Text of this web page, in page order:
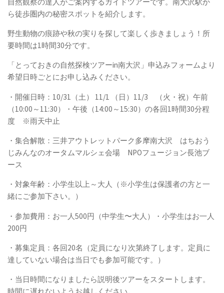
ら徒歩圏内の秘密スポットを紹介します。
野生動物の痕跡や秋の実りを探して楽しく歩きましょう！所
要時間は1時間30分です。
「とっておきの自然探検ツアーin南大沢」申込みフォームより
希望日時ごとにお申し込みください。
・開催日時：10/31（土） 11/1 （日）11/3 （火・祝）午前
（10:00～11:30）・午後（14:00～15:30）の各回1時間30分程
度 ※雨天中止
・集合解散：三井アウトレットパーク多摩南大沢 はちおう
じみんなのオータムマルシェ会場 NPOフュージョン長池ブ
ース
・対象年齢：小学生以上～大人（※小学生は保護者の方と一
緒にご参加下さい。）
・参加費用：お一人500円（中学生〜大人）・小学生はお一人
200円
・募集定員：各回20名（定員になり次第終了します。定員に
達していない場合は当日でも参加可能です。）
・当日時間になりましたら説明後ツアーをスタートします。